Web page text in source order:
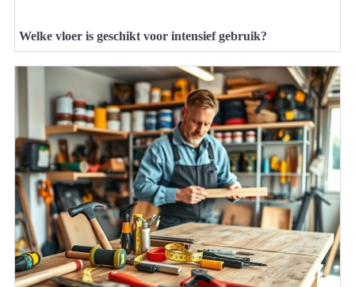
Welke vloer is geschikt voor intensief gebruik?